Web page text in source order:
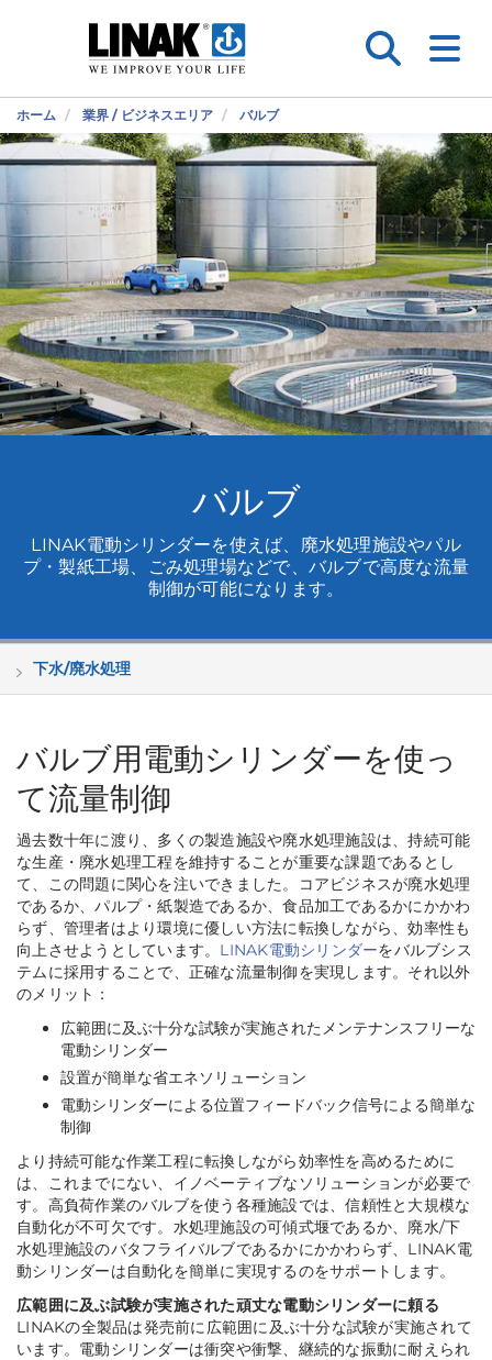
ホーム 業界 / ビジネスエリア バルブ
バルブ
LINAK電動シリンダーを使えば、廃水処理施設やパル
プ・製紙工場、ごみ処理場などで、バルブで高度な流量
制御が可能になります。
下水/廃水処理
バルブ用電動シリンダーを使っ
て流量制御
過去数十年に渡り、多くの製造施設や廃水処理施設は、持続可能
な生産・廃水処理工程を維持することが重要な課題であるとし
て、この問題に関心を注いできました。コアビジネスが廃水処理
であるか、パルプ・紙製造であるか、食品加工であるかにかかわ
らず、管理者はより環境に優しい方法に転換しながら、効率性も
向上させようとしています。 LINAK電動シリンダーをバルブシス
テムに採用することで、正確な流量制御を実現します。それ以外
のメリット：
広範囲に及ぶ十分な試験が実施されたメンテナンスフリーな
電動シリンダー
設置が簡単な省エネソリューション
電動シリンダーによる位置フィードバック信号による簡単な
制御
より持続可能な作業工程に転換しながら効率性を高めるために
は、これまでにない、イノベーティブなソリューションが必要で
す。高負荷作業のバルブを使う各種施設では、信頼性と大規模な
自動化が不可欠です。水処理施設の可傾式堰であるか、廃水/下
水処理施設のバタフライバルブであるかにかかわらず、LINAK電
動シリンダーは自動化を簡単に実現するのをサポートします。
広範囲に及ぶ試験が実施された頑丈な電動シリンダーに頼る
LINAKの全製品は発売前に広範囲に及ぶ十分な試験が実施されて
います。電動シリンダーは衝突や衝撃、継続的な振動に耐えられ